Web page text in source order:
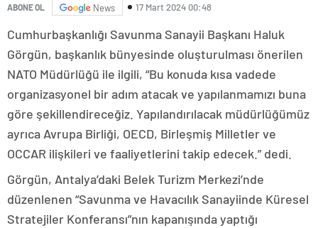
ABONE OL News 17 Mart 2024 00:48
Cumhurbaşkanlığı Savunma Sanayii Başkanı Haluk
Görgün, başkanlık bünyesinde oluşturulması önerilen
NATO Müdürlüğü ile ilgili, “Bu konuda kısa vadede
organizasyonel bir adım atacak ve yapılanmamızı buna
göre şekillendireceğiz. Yapılandırılacak müdürlüğümüz
ayrıca Avrupa Birliği, OECD, Birleşmiş Milletler ve
OCCAR ilişkileri ve faaliyetlerini takip edecek.” dedi.
Görgün, Antalya’daki Belek Turizm Merkezi’nde
düzenlenen “Savunma ve Havacılık Sanayiinde Küresel
Stratejiler Konferansı”nın kapanışında yaptığı